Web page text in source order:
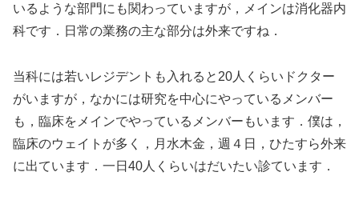
いるような部門にも関わっていますが，メインは消化器内
科です．日常の業務の主な部分は外来ですね．
当科には若いレジデントも入れると20人くらいドクター
がいますが，なかには研究を中心にやっているメンバー
も，臨床をメインでやっているメンバーもいます．僕は，
臨床のウェイトが多く，月水木金，週４日，ひたすら外来
に出ています．一日40人くらいはだいたい診ています．